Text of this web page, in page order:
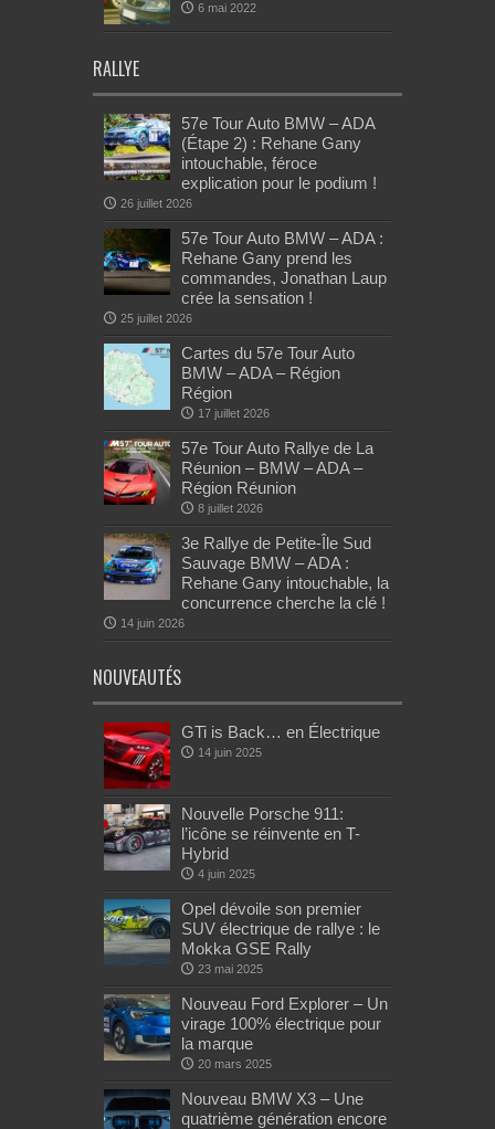
6 mai 2022
RALLYE
57e Tour Auto BMW – ADA
(Étape 2) : Rehane Gany
intouchable, féroce
explication pour le podium !
26 juillet 2026
57e Tour Auto BMW – ADA :
Rehane Gany prend les
commandes, Jonathan Laup
crée la sensation !
25 juillet 2026
Cartes du 57e Tour Auto
BMW – ADA – Région
Région
17 juillet 2026
57e Tour Auto Rallye de La
Réunion – BMW – ADA –
Région Réunion
8 juillet 2026
3e Rallye de Petite-Île Sud
Sauvage BMW – ADA :
Rehane Gany intouchable, la
concurrence cherche la clé !
14 juin 2026
NOUVEAUTÉS
GTi is Back… en Électrique
14 juin 2025
Nouvelle Porsche 911:
l’icône se réinvente en T-
Hybrid
4 juin 2025
Opel dévoile son premier
SUV électrique de rallye : le
Mokka GSE Rally
23 mai 2025
Nouveau Ford Explorer – Un
virage 100% électrique pour
la marque
20 mars 2025
Nouveau BMW X3 – Une
quatrième génération encore